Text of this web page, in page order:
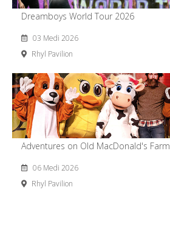
Dreamboys World Tour 2026
03 Medi 2026
Rhyl Pavilion
Adventures on Old MacDonald's Farm
06 Medi 2026
Rhyl Pavilion